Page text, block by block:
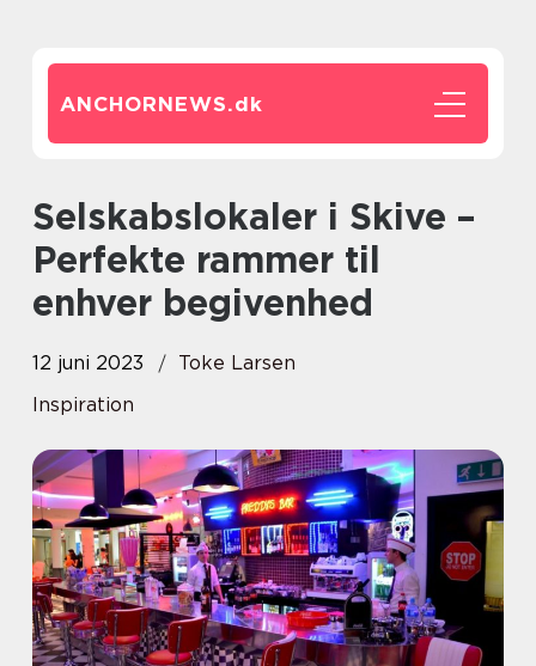
ANCHORNEWS.dk
Selskabslokaler i Skive –
Perfekte rammer til
enhver begivenhed
12 juni 2023
Toke Larsen
Inspiration